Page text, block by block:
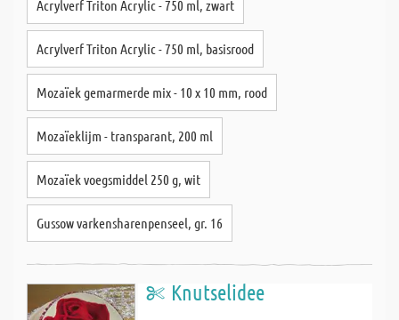
Acrylverf Triton Acrylic - 750 ml, zwart
Acrylverf Triton Acrylic - 750 ml, basisrood
Mozaïek gemarmerde mix - 10 x 10 mm, rood
Mozaïeklijm - transparant, 200 ml
Mozaïek voegsmiddel 250 g, wit
Gussow varkensharenpenseel, gr. 16
Knutselidee